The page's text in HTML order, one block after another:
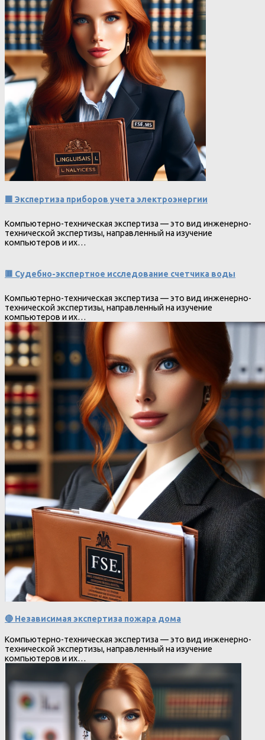
🟩 Экспертиза приборов учета электроэнергии
Компьютерно-техническая экспертиза — это вид инженерно-
технической экспертизы, направленный на изучение
компьютеров и их…
🟥 Судебно-экспертное исследование счетчика воды
Компьютерно-техническая экспертиза — это вид инженерно-
технической экспертизы, направленный на изучение
компьютеров и их…
🔴 Независимая экспертиза пожара дома
Компьютерно-техническая экспертиза — это вид инженерно-
технической экспертизы, направленный на изучение
компьютеров и их…